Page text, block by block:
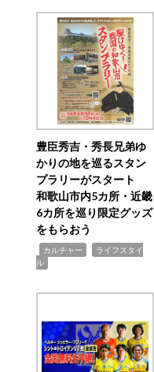
豊臣秀吉・秀長兄弟ゆ
かりの地を巡るスタン
プラリーがスタート
和歌山市内5カ所・近畿
6カ所を巡り限定グッズ
をもらおう
カルチャー
ライフスタイ
ル